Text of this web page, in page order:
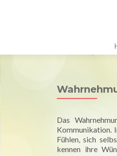
Das
Kommunikation.
Fühlen, sich
kennen ihre